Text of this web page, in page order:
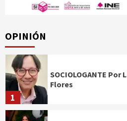
OPINIÓN
1
SOCIOLOGANTE Por
Flores